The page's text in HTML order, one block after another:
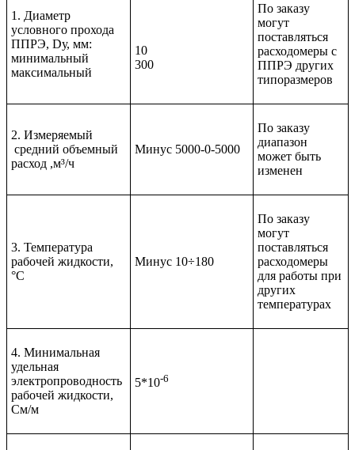
1. Диаметр
условного прохода
ППРЭ, Dу, мм:
минимальный
максимальный
10
300
По заказу
могут
поставляться
расходомеры с
ППРЭ других
типоразмеров
2. Измеряемый
средний объемный
расход ,м³/ч
Минус 5000-0-5000
По заказу
диапазон
может быть
изменен
3. Температура
рабочей жидкости,
°С
Минус 10÷180
По заказу
могут
поставляться
расходомеры
для работы при
других
температурах
4. Минимальная
удельная
электропроводность
рабочей жидкости,
См/м
5*10-6